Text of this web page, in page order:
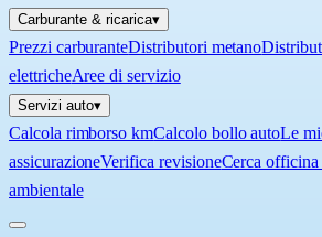
Carburante & ricarica▾
Prezzi carburanteDistributori metano
elettricheAree di servizio
Servizi auto▾
Calcola rimborso kmCalcolo bollo autoLe
assicurazioneVerifica revisioneCerca officina
ambientale